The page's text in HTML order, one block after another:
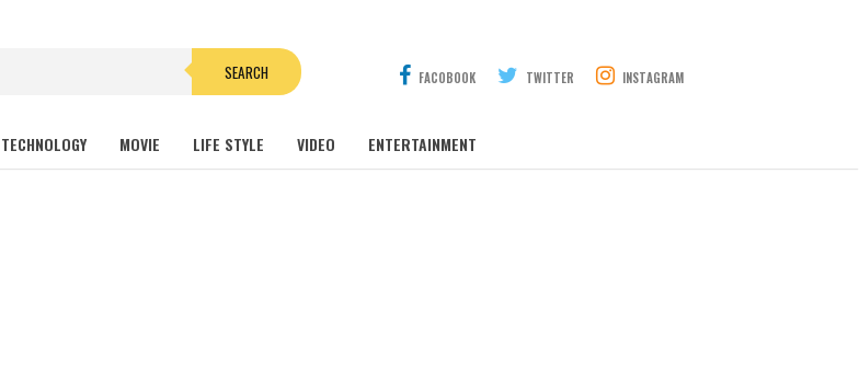
SEARCH FACOBOOK TWITTER INSTAGRAM
TECHNOLOGY MOVIE LIFE STYLE VIDEO ENTERTAINMENT